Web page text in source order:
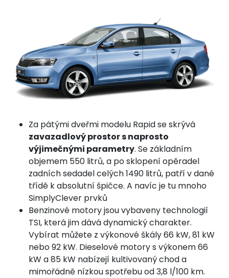
Za pátými dveřmi modelu Rapid se skrývá
zavazadlový prostor s naprosto
výjimečnými parametry. Se základním
objemem 550 litrů, a po sklopení opěradel
zadních sedadel celých 1490 litrů, patří v dané
třídě k absolutní špičce. A navíc je tu mnoho
SimplyClever prvků
Benzinové motory jsou vybaveny technologií
TSI, která jim dává dynamický charakter.
Vybírat můžete z výkonové škály 66 kW, 81 kW
nebo 92 kW. Dieselové motory s výkonem 66
kW a 85 kW nabízejí kultivovaný chod a
mimořádně nízkou spotřebu od 3,8 l/100 km.